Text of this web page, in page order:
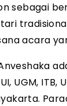
sebagai
acara
ITB,